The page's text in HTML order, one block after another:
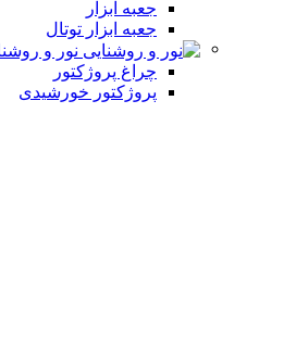
جعبه ابزار
جعبه ابزار توتال
نور و
چراغ پروژکتور
پروژکتور خورشیدی